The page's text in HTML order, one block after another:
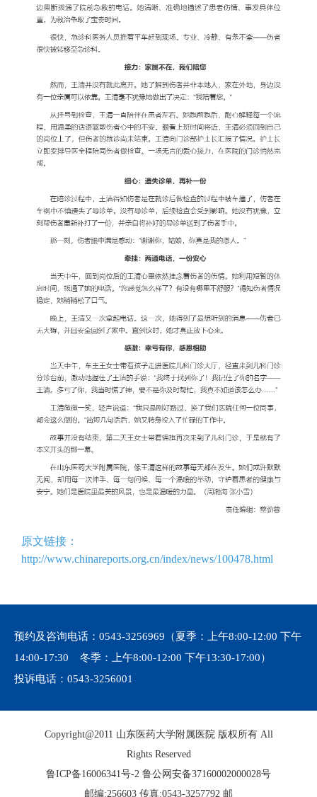
原文链接：
http://www.chinareports.org.cn/index/news/100478.html
预约及咨询电话： 0543-3256969 （夏季：上午8:00-12:00 下午
14:00-17:30 冬季：上午8:00-12:00 下午13:30-17:00）
投诉电话： 0543-3256001
Copyright@2011 山东医药大学附属医院 版权所有 All
Rights Reserved
鲁ICP备16006341号-2 鲁公网安备37160002000028号
邮编:256603 传真:0543-3257792 邮